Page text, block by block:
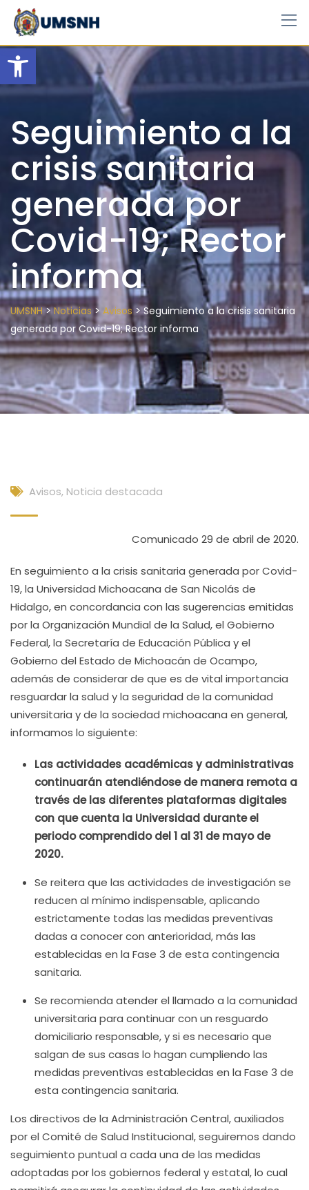
Open toolbar
Skip
content
Seguimiento a la
crisis sanitaria
generada por
Covid-19; Rector
informa
UMSNH>Noticias> Avisos >Seguimiento a la crisis sanitaria
generada por Covid-19; Rector informa
Avisos, Noticia destacada
Comunicado 29 de abril de 2020.
En seguimiento a la crisis sanitaria generada por Covid-
19, la Universidad Michoacana de San Nicolás de
Hidalgo, en concordancia con las sugerencias emitidas
por la Organización Mundial de la Salud, el Gobierno
Federal, la Secretaría de Educación Pública y el
Gobierno del Estado de Michoacán de Ocampo,
además de considerar de que es de vital importancia
resguardar la salud y la seguridad de la comunidad
universitaria y de la sociedad michoacana en general,
informamos lo siguiente:
Las actividades académicas y administrativas
continuarán atendiéndose de manera remota a
través de las diferentes plataformas digitales
con que cuenta la Universidad durante el
periodo comprendido del 1 al 31 de mayo de
2020.
Se reitera que las actividades de investigación se
reducen al mínimo indispensable, aplicando
estrictamente todas las medidas preventivas
dadas a conocer con anterioridad, más las
establecidas en la Fase 3 de esta contingencia
sanitaria.
Se recomienda atender el llamado a la comunidad
universitaria para continuar con un resguardo
domiciliario responsable, y si es necesario que
salgan de sus casas lo hagan cumpliendo las
medidas preventivas establecidas en la Fase 3 de
esta contingencia sanitaria.
Los directivos de la Administración Central, auxiliados
por el Comité de Salud Institucional, seguiremos dando
seguimiento puntual a cada una de las medidas
adoptadas por los gobiernos federal y estatal, lo cual